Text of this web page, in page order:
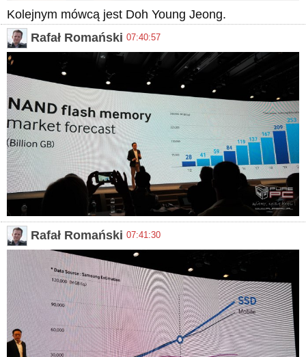
Kolejnym mówcą jest Doh Young Jeong.
Rafał Romański 07:40:57
Rafał Romański 07:41:30